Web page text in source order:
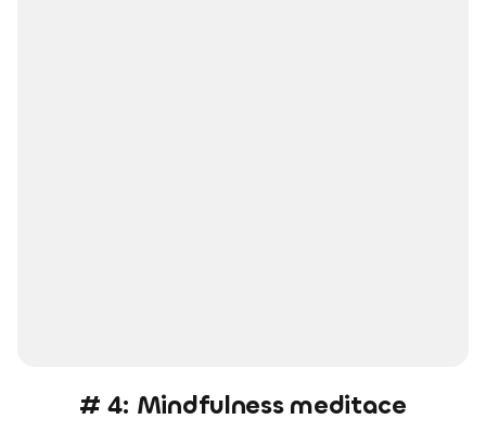
# 4: Mindfulness meditace